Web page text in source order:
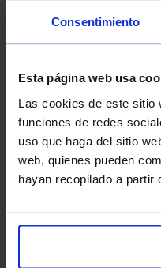
Consentimiento
Esta página web usa
Las cookies de este sitio
funciones de redes
uso que haga del sitio
web, quienes pueden
hayan recopilado a
Fecha de
Decla
leído